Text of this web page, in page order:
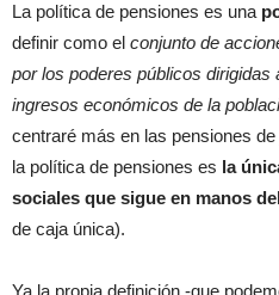
La política de pensiones es una
definir como el conjunto de
por los poderes públicos dirigidas
ingresos económicos de la
centraré más en las pensiones
la política de pensiones es la
sociales que sigue en manos
de caja única).
Ya la propia definición -que